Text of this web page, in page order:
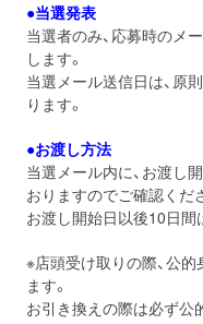
●当選発表
当選者のみ、応募時のメ
します。
当選メール送信日は、原
ります。
●お渡し方法
当選メール内に、お渡し
おりますのでご確認くだ
お渡し開始日以後10日間
※店頭受け取りの際、公
ます。
お引き換えの際は必ず公